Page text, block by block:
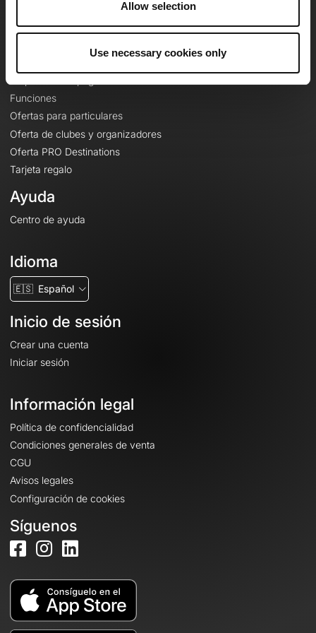
Allow selection
Use necessary cookies only
Le Mag'
Funciones
Ofertas para particulares
Oferta de clubes y organizadores
Oferta PRO Destinations
Tarjeta regalo
Ayuda
Centro de ayuda
Idioma
🇪🇸 Español
Inicio de sesión
Crear una cuenta
Iniciar sesión
Información legal
Política de confidencialidad
Condiciones generales de venta
CGU
Avisos legales
Configuración de cookies
Síguenos